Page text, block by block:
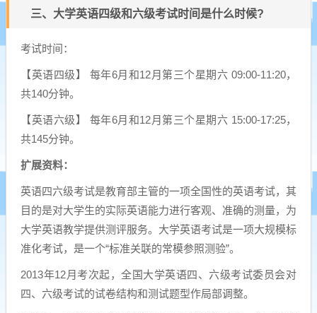
三、大学英语四级和六级考试时间是什么时候?
考试时间：
【英语四级】 每年6月和12月第三个星期六 09:00-11:20，
共140分钟。
【英语六级】 每年6月和12月第三个星期六 15:00-17:25，
共145分钟。
扩展资料：
英语四六级考试是教育部主管的一项全国性的英语考试，其
目的是对大学生的实际英语能力进行客观、准确的测量，为
大学英语教学提供测评服务。大学英语考试是一项大规模标
准化考试，是一个“标准关联的常模参照测验”。
2013年12月考次起，全国大学英语四、六级考试委员会对
四、六级考试的试卷结构和测试题型作局部调整。